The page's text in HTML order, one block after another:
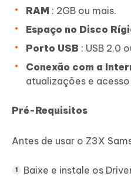
RAM : 2GB ou mais.
Espaço no Disco
Porto USB : USB 2.0
Conexão com a
atualizações e
Pré-Requisitos
Antes de usar o Z3X
Baixe e instale os